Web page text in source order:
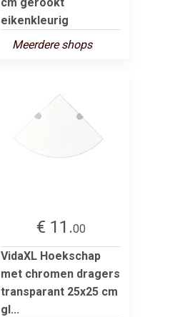
eikenkleurig
Meerdere shops
€ 11.00
VidaXL Hoekschap
met chromen dragers
transparant 25x25 cm
gl...